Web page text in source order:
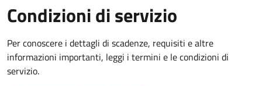
Condizioni di servizio
Per conoscere i dettagli di scadenze, requisiti e altre
informazioni importanti, leggi i termini e le condizioni di
servizio.